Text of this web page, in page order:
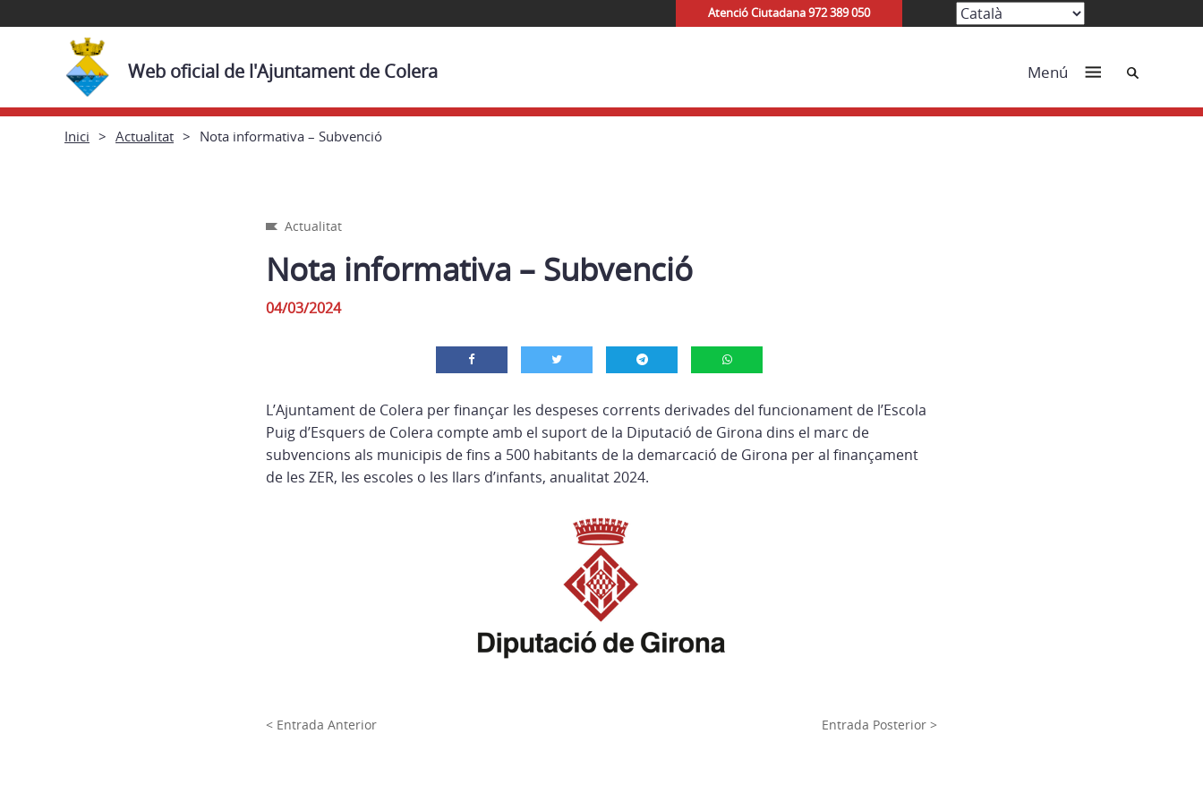
Atenció Ciutadana 972 389 050
Web oficial de l'Ajuntament de Colera Menú Cerca
Inici Actualitat Nota informativa – Subvenció
Actualitat
Nota informativa – Subvenció
04/03/2024
L’Ajuntament de Colera per finançar les despeses corrents derivades del funcionament de l’Escola
Puig d’Esquers de Colera compte amb el suport de la Diputació de Girona dins el marc de
subvencions als municipis de fins a 500 habitants de la demarcació de Girona per al finançament
de les ZER, les escoles o les llars d’infants, anualitat 2024.
< Entrada Anterior Entrada Posterior >